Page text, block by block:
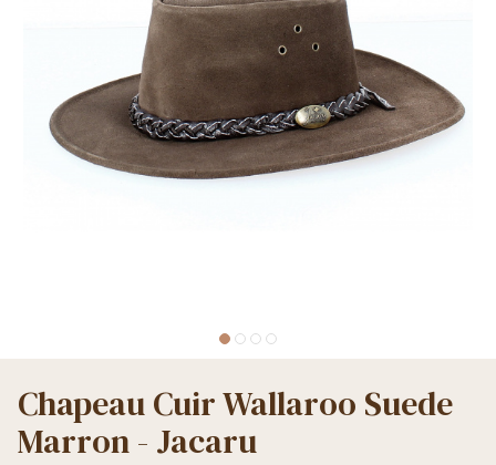
Chapeau Cuir Wallaroo Suede
Marron - Jacaru